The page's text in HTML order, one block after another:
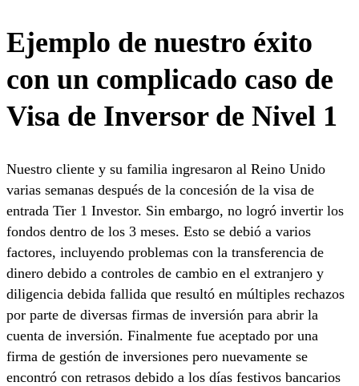
Ejemplo de nuestro éxito
con un complicado caso de
Visa de Inversor de Nivel 1
Nuestro cliente y su familia ingresaron al Reino Unido
varias semanas después de la concesión de la visa de
entrada Tier 1 Investor. Sin embargo, no logró invertir los
fondos dentro de los 3 meses. Esto se debió a varios
factores, incluyendo problemas con la transferencia de
dinero debido a controles de cambio en el extranjero y
diligencia debida fallida que resultó en múltiples rechazos
por parte de diversas firmas de inversión para abrir la
cuenta de inversión. Finalmente fue aceptado por una
firma de gestión de inversiones pero nuevamente se
encontró con retrasos debido a los días festivos bancarios